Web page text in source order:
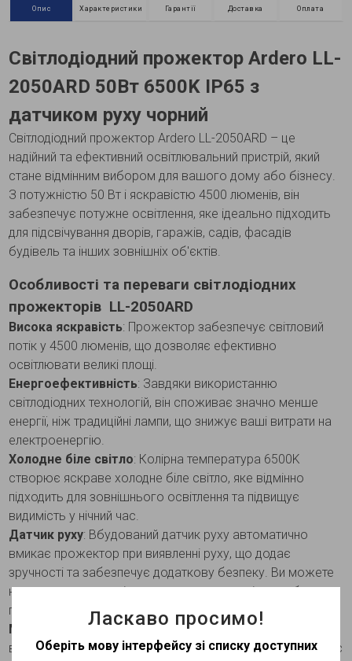
Опис Характеристики Гарантії Доставка Оплата
Світлодіодний прожектор Ardero LL-
2050ARD 50Вт 6500K IP65 з
датчиком руху чорний
Світлодіодний прожектор Ardero LL-2050ARD – це
надійний та ефективний освітлювальний пристрій, який
стане відмінним вибором для вашого дому або бізнесу.
З потужністю 50 Вт і яскравістю 4500 люменів, він
забезпечує потужне освітлення, яке ідеально підходить
для підсвічування дворів, гаражів, садів, фасадів
будівель та інших зовнішніх об'єктів.
Особливості та переваги світлодіодних
прожекторів LL-2050ARD
Висока яскравість: Прожектор забезпечує світловий
потік у 4500 люменів, що дозволяє ефективно
освітлювати великі площі.
Енергоефективність: Завдяки використанню
світлодіодних технологій, він споживає значно менше
енергії, ніж традиційні лампи, що знижує ваші витрати на
електроенергію.
Холодне біле світло: Колірна температура 6500K
створює яскраве холодне біле світло, яке відмінно
підходить для зовнішнього освітлення та підвищує
видимість у нічний час.
Датчик руху: Вбудований датчик руху автоматично
вмикає прожектор при виявленні руху, що додає
зручності та забезпечує додаткову безпеку. Ви можете
налаштувати чутливість датчика та тривалість роботи
після спрацьовування.
Міцність і довговічність : Корпус прожектора
виготовлений із високоякісних матеріалів, що забезпечує
Ласкаво просимо!
Оберіть мову інтерфейсу зі списку доступних